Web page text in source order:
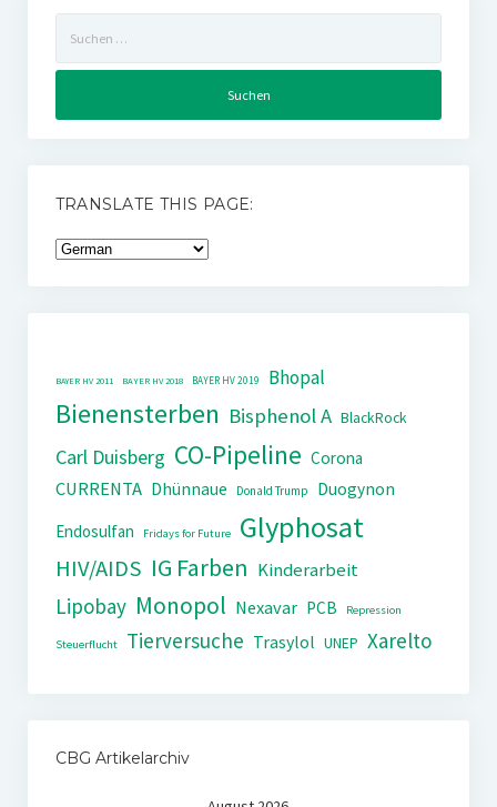
nach:
TRANSLATE THIS PAGE:
BAYER HV 2011 BAYER HV 2018 BAYER HV 2019 Bhopal
Bienensterben Bisphenol A BlackRock
Carl Duisberg CO-Pipeline Corona
CURRENTA Dhünnaue Donald Trump
Duogynon
Endosulfan
Fridays for Future Glyphosat
HIV/AIDS IG Farben Kinderarbeit
Lipobay Monopol Nexavar PCB Repression
Steuerflucht Tierversuche Trasylol UNEP Xarelto
CBG Artikelarchiv